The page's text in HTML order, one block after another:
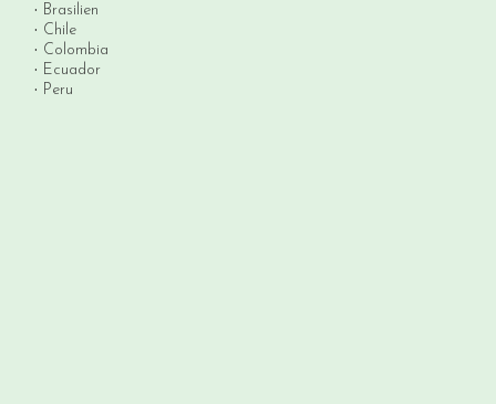
Brasilien
Chile
Colombia
Ecuador
Peru